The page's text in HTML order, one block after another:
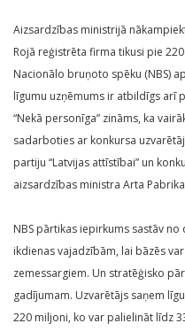
Aizsardzības ministrijā
Rojā reģistrēta firma tikusi pie
Nacionālo bruņoto spēku (NBS)
līgumu uzņēmums ir atbildīgs arī
“Nekā personīga” zināms, ka
sadarboties ar konkursa
partiju “Latvijas attīstībai” un
aizsardzības ministra Arta
NBS pārtikas iepirkums sastāv
ikdienas vajadzībām, lai bāzēs
zemessargiem. Un stratēģisko
gadījumam. Uzvarētājs saņem
220 miljoni, ko var palielināt līdz